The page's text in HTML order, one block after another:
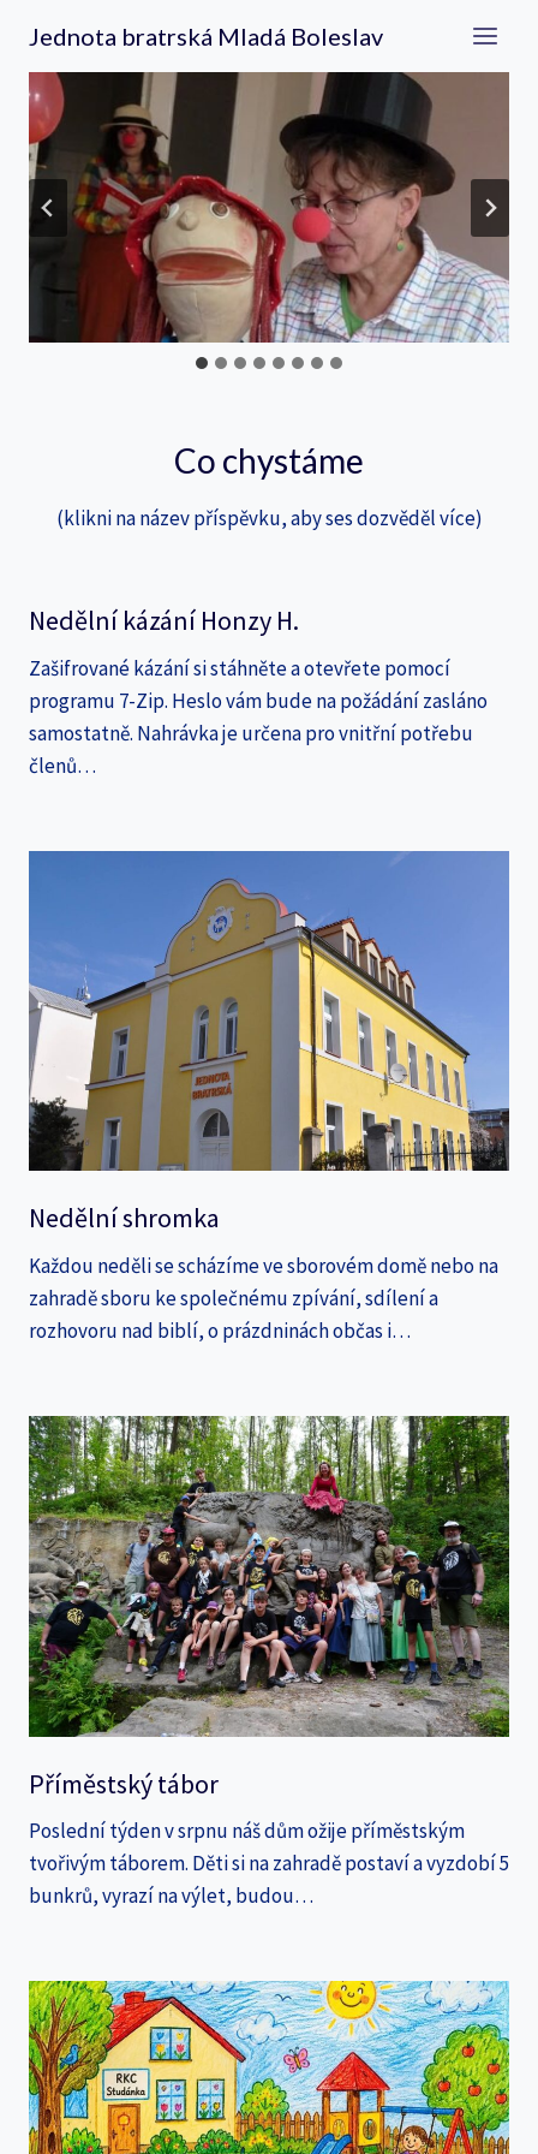
obsah
Jednota bratrská Mladá Boleslav
Co chystáme
(klikni na název příspěvku, aby ses dozvěděl více)
Nedělní kázání Honzy H.
Zašifrované kázání si stáhněte a otevřete pomocí
programu 7-Zip. Heslo vám bude na požádání zasláno
samostatně. Nahrávka je určena pro vnitřní potřebu
členů…
Nedělní shromka
Každou neděli se scházíme ve sborovém domě nebo na
zahradě sboru ke společnému zpívání, sdílení a
rozhovoru nad biblí, o prázdninách občas i…
Příměstský tábor
Poslední týden v srpnu náš dům ožije příměstským
tvořivým táborem. Děti si na zahradě postaví a vyzdobí 5
bunkrů, vyrazí na výlet, budou…